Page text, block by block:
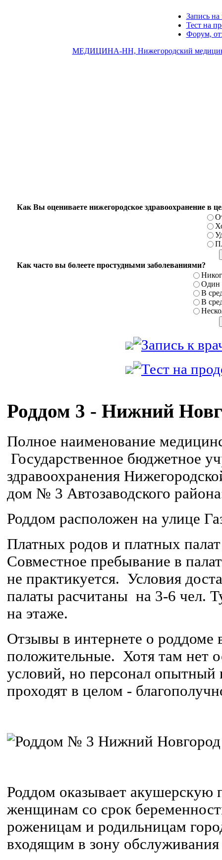
Запись на
Тест на
Форум,
МЕДИЦИНА-НН, Нижегородский
Как Вы оцениваете нижегородское здравоохранение в
Как часто вы болеете простудными заболеваниями?
Один
В
В
Роддом 3 - Нижний
Полное наименование
Государственное бюджетное
здравоохранения
дом № 3 Автозаводского
Роддом расположен на улице
Платных родов и платных
Совместное пребывание в
не практикуется. Условия
палаты расчитаны на 3-6 чел.
на этаже.
Отзывы в интернете о роддоме
положительные. Хотя там нет
условий, но персонал
проходят в целом -
Роддом оказывает
женщинам со срок
роженицам и родильницам
входящим в зону